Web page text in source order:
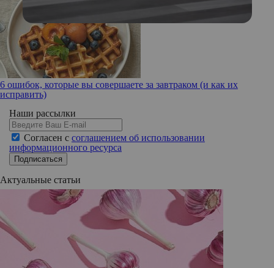
6 ошибок, которые вы совершаете за завтраком (и как их
исправить)
Наши рассылки
Согласен с соглашением об использовании
информационного ресурса
Подписаться
Актуальные статьи